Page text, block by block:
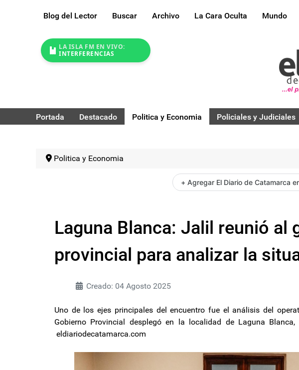
Blog del Lector Buscar Archivo La Cara Oculta Mundo
LA ISLA FM EN VIVO:
INTERFERENCIAS
Portada Destacado Politica y Economia Policiales y Judiciales
Politica y Economia
+ Agregar El Diario de Catamarca
Laguna Blanca: Jalil reunió al
provincial para analizar la
Creado: 04 Agosto 2025
Uno de los ejes principales del encuentro fue el análisis del
Gobierno Provincial desplegó en la localidad de Laguna
eldiariodecatamarca.com